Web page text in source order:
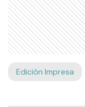
Edición Impresa